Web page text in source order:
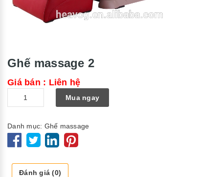
Ghế massage 2
Giá bán : Liên hệ
Mua ngay
Danh mục: Ghế massage
Đánh giá (0)